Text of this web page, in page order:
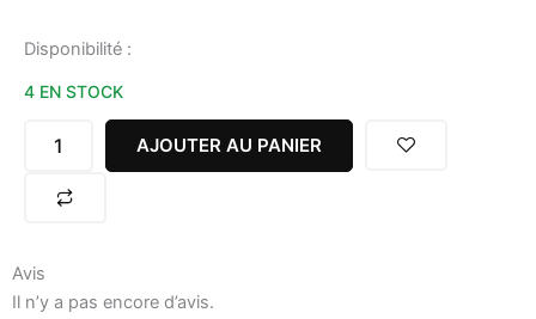
Disponibilité :
4 EN STOCK
quantité
LES
CHAT'BLES
TOMATE
PROVENCE
CHAT
BLANC
AJOUTER AU PANIER
Avis
Il n’y a pas encore d’avis.